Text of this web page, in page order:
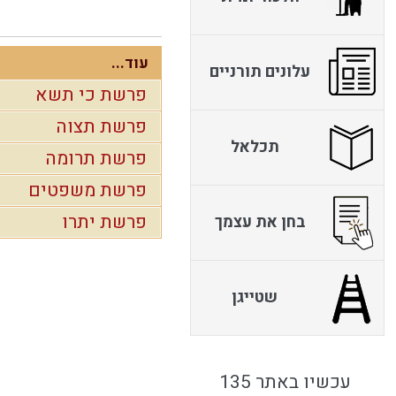
עוד...
פרשת כי תשא
פרשת תצוה
פרשת תרומה
פרשת משפטים
פרשת יתרו
עלונים תורניים
תכלאל
בחן את עצמך
שטייגן
עכשיו באתר 135